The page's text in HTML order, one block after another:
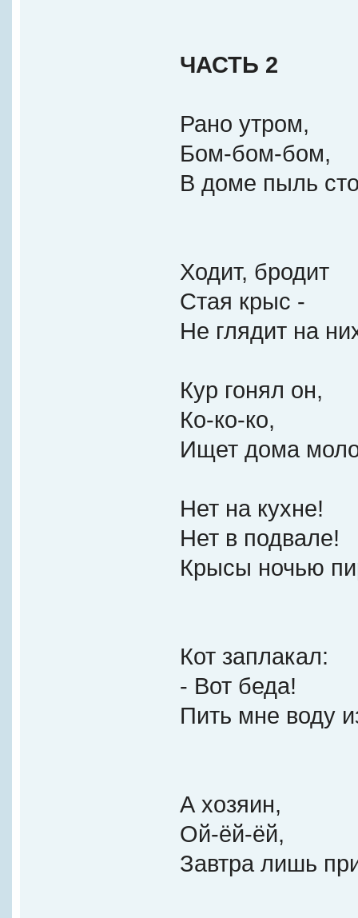
ЧАСТЬ 2
Рано утром,
Бом-бом-бом,
В доме пыль
Ходит, бродит
Стая крыс -
Не глядит на
Кур гонял он,
Ко-ко-ко,
Ищет дома
Нет на кухне!
Нет в подвале!
Крысы ночью
Кот заплакал:
- Вот беда!
Пить мне воду
А хозяин,
Ой-ёй-ёй,
Завтра лишь